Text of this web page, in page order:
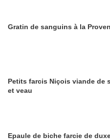
Gratin de sanguins à la
Petits farcis Niçois viande de
et veau
Epaule de biche farcie de